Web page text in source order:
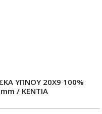
ΥΠΝΟΥ 20Χ9 100%
/ KENTIA